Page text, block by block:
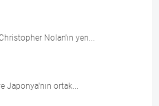
Nolan'ın yen...
Japonya'nın ortak...